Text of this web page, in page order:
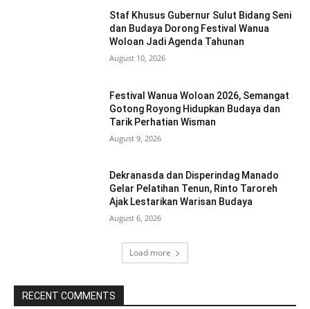
Staf Khusus Gubernur Sulut Bidang Seni
dan Budaya Dorong Festival Wanua
Woloan Jadi Agenda Tahunan
August 10, 2026
Festival Wanua Woloan 2026, Semangat
Gotong Royong Hidupkan Budaya dan
Tarik Perhatian Wisman
August 9, 2026
Dekranasda dan Disperindag Manado
Gelar Pelatihan Tenun, Rinto Taroreh
Ajak Lestarikan Warisan Budaya
August 6, 2026
Load more
RECENT COMMENTS